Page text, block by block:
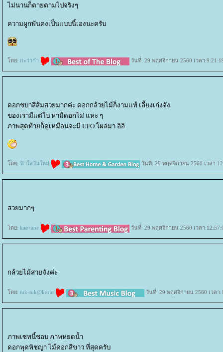
ไม่นานก็ตายตามไปจริงๆ
ความผูกพันคงเป็นแบบนี้เองนะครับ
ดย: กะว่าก๋า วันที่: 29 พฤศจิกายน 2560 เวลา
ดอกชบาสีส้มสวยมากค่ะ ดอกกล้วยไม้ก็งามแท้ เลี้ยงเก่งจัง
ของเรามีแต่ใบ หามีดอกไม่ แหะ ๆ
ภาพสุดท้ายก็ดูเหมือนจะมี UFO โผล่มา อิอิ
ดย: ฟ้าใสวันใหม่ วันที่: 29 พฤศจิกายน 2560 เวลา
สวยมากๆ
ดย: kae+aoe วันที่: 29 พฤศจิกายน 2560 เวลา
กล้วยไม้สวยจังค่ะ
ดย: tuk-tuk@korat วันที่: 29 พฤศจิกายน 2560 เวลา
ภาพเซทนี้ชอบ ภาพหยดน้ำ
ดอกพุดพิชญา ไม้ดอกสีขาว ที่สุดครับ